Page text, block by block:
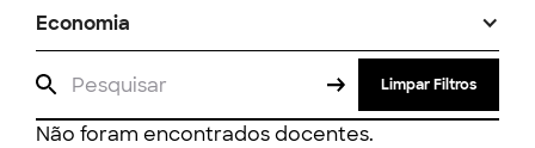
Economia
Limpar Filtros
Não foram encontrados docentes.